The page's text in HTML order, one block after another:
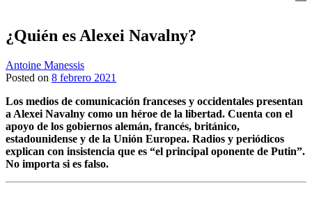
¿Quién es Alexei Navalny?
Antoine Manessis
Posted on 8 febrero 2021
Los medios de comunicación franceses y occidentales presentan
a Alexei Navalny como un héroe de la libertad. Cuenta con el
apoyo de los gobiernos alemán, francés, británico,
estadounidense y de la Unión Europea. Radios y periódicos
explican con insistencia que es “el principal oponente de Putin”.
No importa si es falso.